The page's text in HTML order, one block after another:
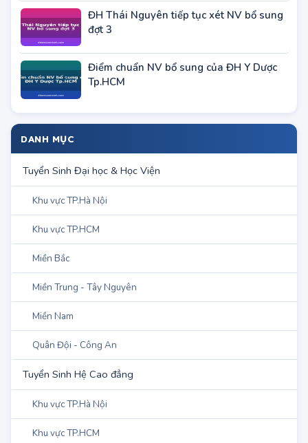
ĐH Thái Nguyên tiếp tục xét NV bổ sung
Điểm chuẩn NV bổ sung của ĐH Y Dược
DANH MỤC
Tuyển Sinh Đại học & Học Viện
Khu vực TP.Hà Nội
Khu vực TP.HCM
Miền Bắc
Miền Trung - Tây Nguyên
Miền Nam
Quân Đội - Công An
Tuyển Sinh Hệ Cao đẳng
Khu vực TP.Hà Nội